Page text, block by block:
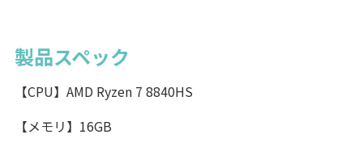
製品スペック
【CPU】AMD Ryzen 7 8840HS
【メモリ】16GB